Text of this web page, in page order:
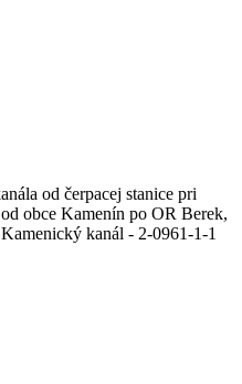
od čerpacej stanice pri
obce Kamenín po OR Berek,
kanál - 2-0961-1-1